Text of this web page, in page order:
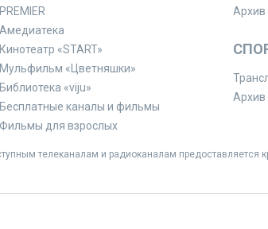
PREMIER
Амедиатека
Кинотеатр «START»
Мульфильм «Цветняшки»
Библиотека «viju»
Бесплатные каналы и фильмы
Фильмы для взрослых
Архив
телеканалам и радиоканалам предоставляется